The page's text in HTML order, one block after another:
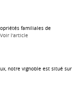
familiales de
Voir l'article
notre vignoble est situé sur